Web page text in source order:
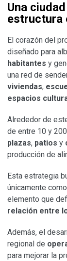
Una
estructura
El corazón del
diseñado para
habitantes y
una red de
viviendas,
espacios
Alrededor de
de entre 10 y
plazas, patios y
producción de
Esta estrategia
únicamente
elemento que
relación entre
Además, el
regional de
para mejorar la